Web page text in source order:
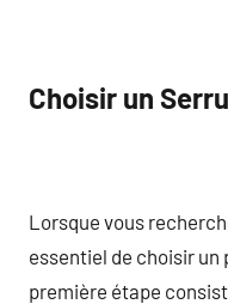
Choisir un
Lorsque vous
essentiel de choisir
première étape